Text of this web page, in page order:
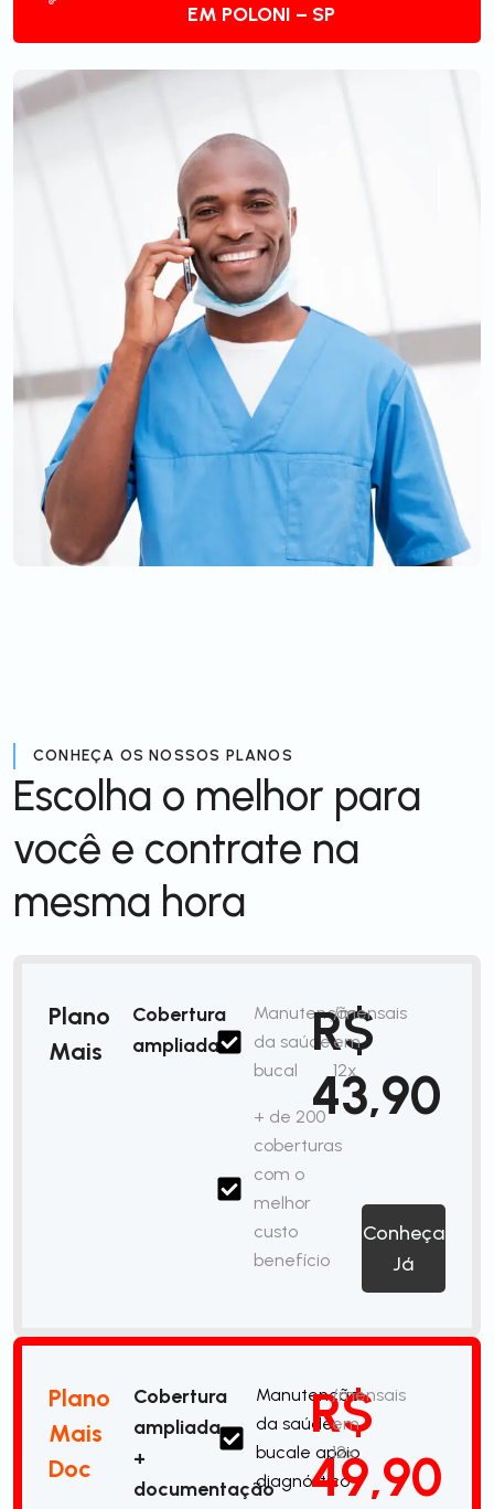
EM POLONI – SP
CONHEÇA OS NOSSOS PLANOS
Escolha o melhor para
você e contrate na
mesma hora
Plano
Mais
Cobertura
ampliada
Manutenção
da saúde
bucal
+ de 200
coberturas
com o
melhor
custo
benefício
R$
43,90
/mensais
em
12x
Conheça
Já
Plano
Mais
Doc
Cobertura
ampliada
+
documentação
Manutenção
da saúde
bucale apoio
diagnóstico
R$
49,90
/mensais
em
12x